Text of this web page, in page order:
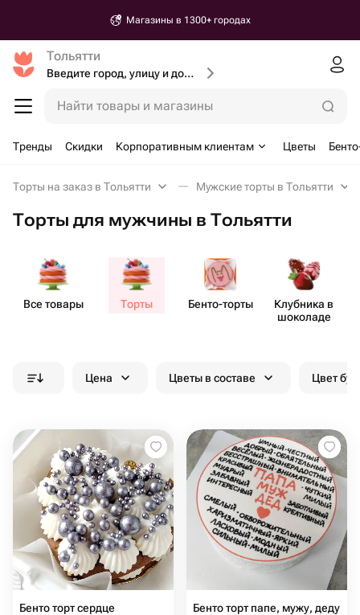
Магазины в 1300+ городах
Тольятти
Введите город, улицу и дом доставки
Найти товары и магазины
Тренды Скидки Корпоративным клиентам Цветы
Торты на заказ в Тольятти Мужские торты в Тольятти
Торты для мужчины в Тольятти
Все товары Торты Бенто​-торты
Клубника в
шоколаде
Цена Цветы в составе Цвет
Бенто торт сердце
Бенто торт папе, мужу, деду